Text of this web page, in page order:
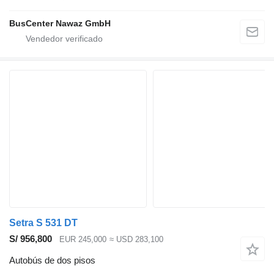
BusCenter Nawaz GmbH
Setra S 531 DT
S/ 956,800
EUR 245,000 ≈ USD 283,100
Autobús de dos pisos